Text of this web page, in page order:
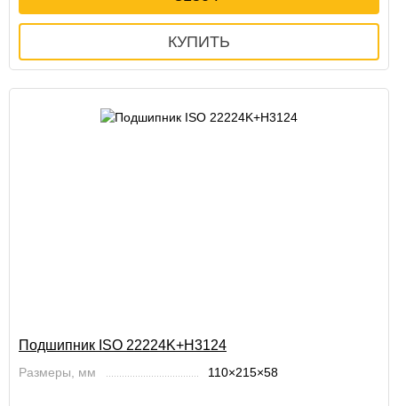
Подшипник ISO 22224K+H3124
Размеры, мм 110×215×58